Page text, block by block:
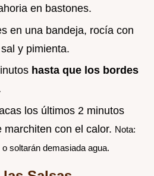
en bastones.
en una bandeja, rocía con
y pimienta.
hasta que los bordes
los últimos 2 minutos
marchiten con el calor. Nota:
soltarán demasiada agua.